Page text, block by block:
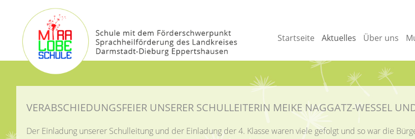
Startseite Aktuelles Über uns
VERABSCHIEDUNGSFEIER UNSERER SCHULLEITERIN MEIKE NAGGATZ-WESSEL
Der Einladung unserer Schulleitung und der Einladung der 4. Klasse waren viele gefolgt und so war die